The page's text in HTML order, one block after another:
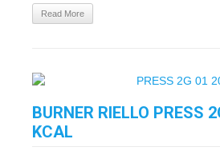
Read More
BURNER RIELLO PRESS
KCAL